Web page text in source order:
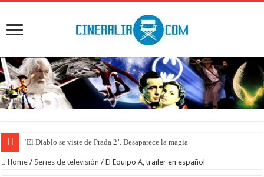
‘El Diablo se viste de Prada 2’. Desaparece la magia
Home / Series de televisión / El Equipo A, trailer en español